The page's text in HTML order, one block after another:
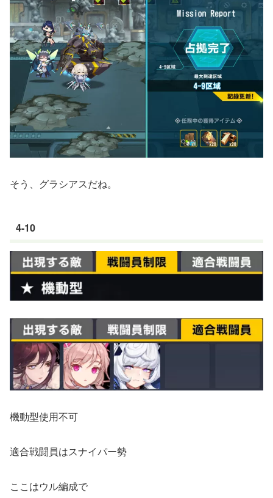
そう、グラシアスだね。
4-10
機動型使用不可
適合戦闘員はスナイパー勢
ここはウル編成で